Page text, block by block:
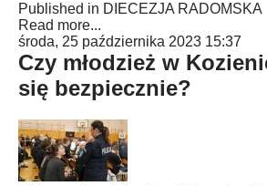
Published in DIECEZJA RADOMSKA
Read more...
środa, 25 października 2023 15:37
Czy młodzież w
się bezpiecznie?